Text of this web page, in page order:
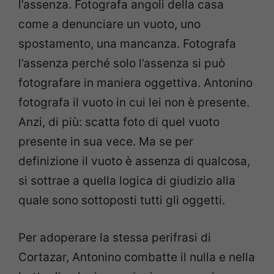
l’assenza. Fotografa angoli della casa
come a denunciare un vuoto, uno
spostamento, una mancanza. Fotografa
l’assenza perché solo l’assenza si può
fotografare in maniera oggettiva. Antonino
fotografa il vuoto in cui lei non è presente.
Anzi, di più: scatta foto di quel vuoto
presente in sua vece. Ma se per
definizione il vuoto è assenza di qualcosa,
si sottrae a quella logica di giudizio alla
quale sono sottoposti tutti gli oggetti.
Per adoperare la stessa perifrasi di
Cortazar, Antonino combatte il nulla e nella